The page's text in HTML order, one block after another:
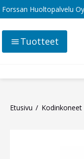
Forssan Huoltopalvelu
Tuotteet
Etusivu Kodinkoneet